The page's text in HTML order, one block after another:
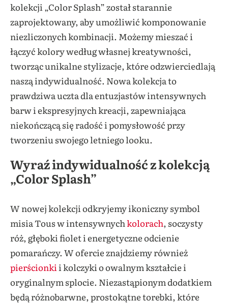
kolekcji „Color Splash” został starannie
zaprojektowany, aby umożliwić komponowanie
niezliczonych kombinacji. Możemy mieszać i
łączyć kolory według własnej kreatywności,
tworząc unikalne stylizacje, które odzwierciedlają
naszą indywidualność. Nowa kolekcja to
prawdziwa uczta dla entuzjastów intensywnych
barw i ekspresyjnych kreacji, zapewniająca
niekończącą się radość i pomysłowość przy
tworzeniu swojego letniego looku.
Wyraź indywidualność z kolekcją
„Color Splash”
W nowej kolekcji odkryjemy ikoniczny symbol
misia Tous w intensywnychkolorach, soczysty
róż, głęboki fiolet i energetyczne odcienie
pomarańczy. W ofercie znajdziemy również
pierścionkii kolczyki o owalnym kształcie i
oryginalnym splocie. Niezastąpionym dodatkiem
będą różnobarwne, prostokątne torebki, które